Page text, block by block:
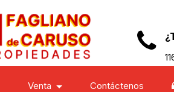
Venta Contáctenos